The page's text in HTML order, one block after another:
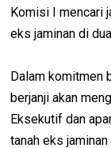
Komisi I mencari
eks jaminan di
Dalam komitmen
berjanji akan
Eksekutif dan
tanah eks